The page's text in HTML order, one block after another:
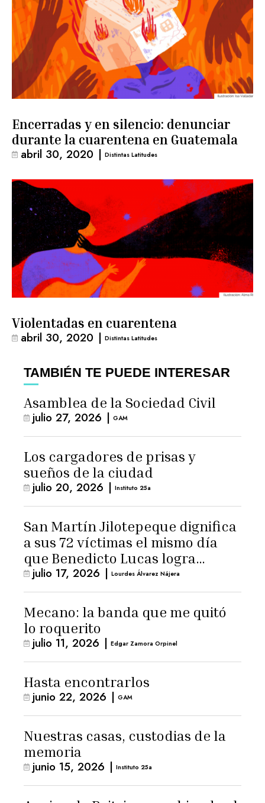
Encerradas y en silencio: denunciar
durante la cuarentena en Guatemala
abril 30, 2020 | Distintas Latitudes
Violentadas en cuarentena
abril 30, 2020 | Distintas Latitudes
TAMBIÉN TE PUEDE INTERESAR
Asamblea de la Sociedad Civil
julio 27, 2026 | GAM
Los cargadores de prisas y
sueños de la ciudad
julio 20, 2026 | Instituto 25a
San Martín Jilotepeque dignifica
a sus 72 víctimas el mismo día
que Benedicto Lucas logra
arresto domiciliario
julio 17, 2026 | Lourdes Álvarez Nájera
Mecano: la banda que me quitó
lo roquerito
julio 11, 2026 | Edgar Zamora Orpinel
Hasta encontrarlos
junio 22, 2026 | GAM
Nuestras casas, custodias de la
memoria
junio 15, 2026 | Instituto 25a